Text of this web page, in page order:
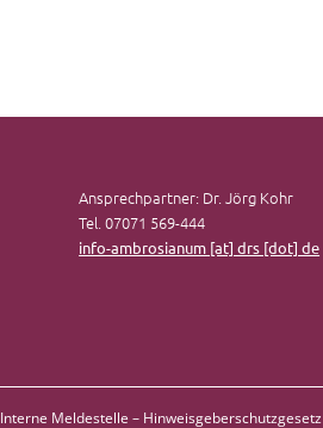
Ansprechpartner: Dr. Jörg Kohr
Tel. 07071 569-444
info-ambrosianum [at] drs [dot] de
Interne Meldestelle – Hinweisgeberschutzgesetz